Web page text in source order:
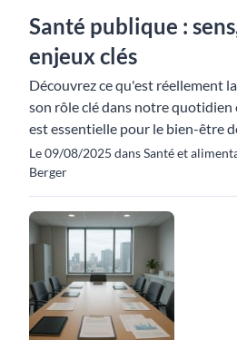
Santé publique :
enjeux clés
Découvrez ce qu'est réellement
son rôle clé dans notre
est essentielle pour le bien-être
Le 09/08/2025 dans Santé et
Berger